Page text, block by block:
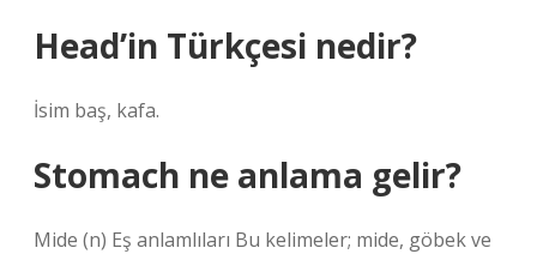
Head’in Türkçesi nedir?
İsim baş, kafa.
Stomach ne anlama gelir?
Mide (n) Eş anlamlıları Bu kelimeler; mide, göbek ve